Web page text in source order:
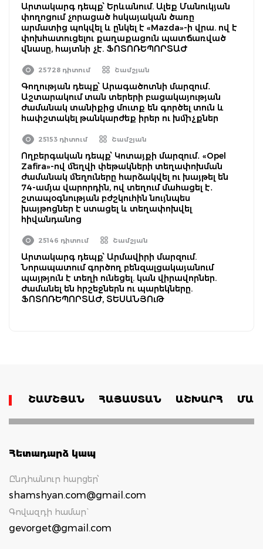
Արտակարգ դեպք՝ Երևանում. Ալեք Մանուկյան
փողոցում չորացած հսկայական ծառը
արմատից պոկվել և ընկել է «Mazda»-ի վրա. ով է
փոխհատուցելու քաղաքացուն պատճառված
վնասը, հայտնի չէ. ՖՈՏՈՌԵՊՈՐՏԱԺ
25728 դիտում Շամշյան
Գողության դեպք՝ Արագածոտնի մարզում․
Աշտարակում տան տերերի բացակայության
ժամանակ տանիքից մուտք են գործել տուն և
հափշտակել թանկարժեք իրեր ու խմիչքներ
25153 դիտում Շամշյան
Ողբերգական դեպք՝ Կոտայքի մարզում․ «Opel
Zafira»-ով մեղվի փեթակների տեղափոխման
ժամանակ մեղուները հարձակվել ու խայթել են
74-ամյա վարորդին, ով տեղում մահացել է․
շտապօգնության բժշկուհին նույնպես
խայթոցներ է ստացել և տեղափոխվել
հիվանդանոց
25146 դիտում Շամշյան
Արտակարգ դեպք՝ Արմավիրի մարզում.
Նորապատում գործող բենզալցակայանում
պայթյուն է տեղի ունեցել. կան վիրավորներ.
ժամանել են հրշեջներն ու պարեկները.
ՖՈՏՈՌԵՊՈՐՏԱԺ, ՏԵՍԱՆՅՈւԹ
ՇԱՄՇՅԱՆ ՀԱՅԱՍՏԱՆ ԱՇԽԱՐՀ
Հետադարձ կապ
Ընդհանուր հարցեր՝
shamshyan.com@gmail.com
Գովազդի համար`
gevorget@gmail.com